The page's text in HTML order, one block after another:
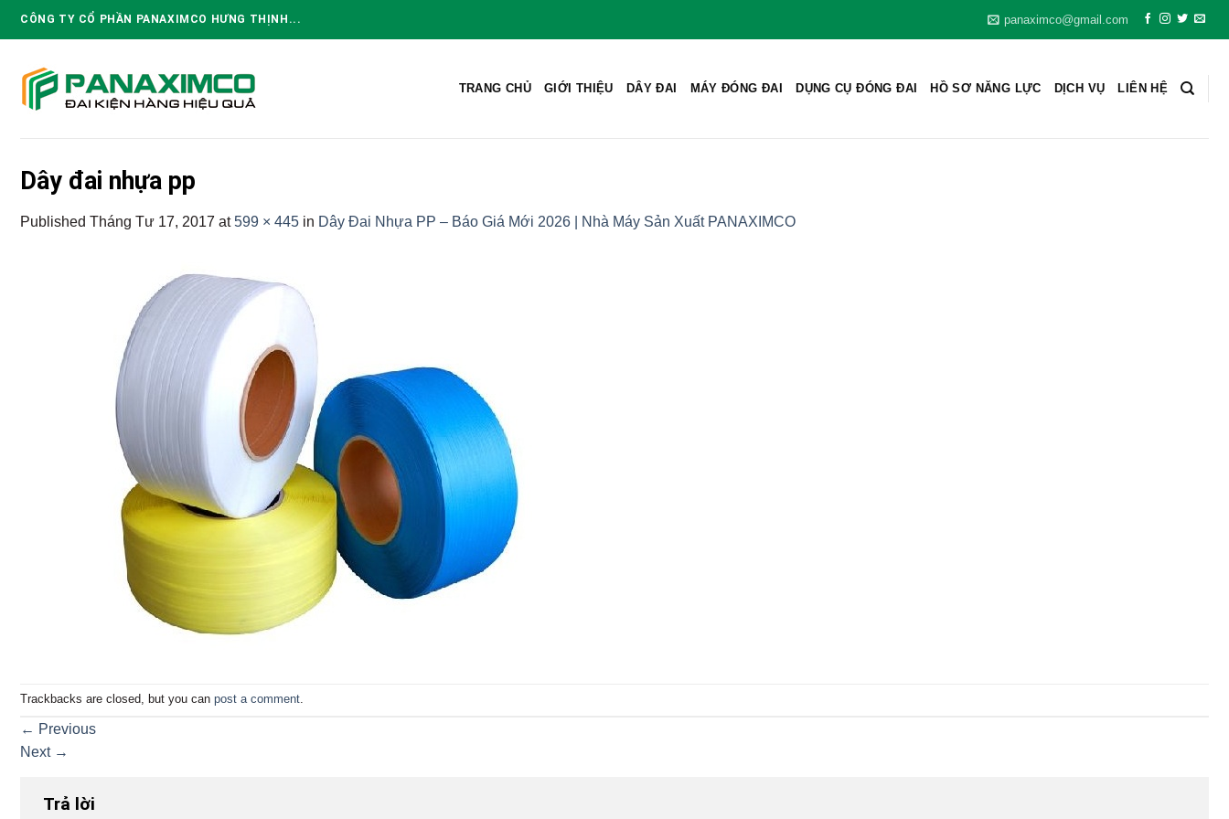
CÔNG TY CỔ PHẦN PANAXIMCO HƯNG THỊNH... panaximco@gmail.com
TRANG CHỦ GIỚI THIỆU DÂY ĐAI MÁY ĐÓNG ĐAI DỤNG CỤ ĐÓNG ĐAI HỒ SƠ NĂNG LỰC DỊCH VỤ LIÊN HỆ
Dây đai nhựa pp
Published Tháng Tư 17, 2017 at599 × 445 in Dây Đai Nhựa PP – Báo Giá Mới 2026 | Nhà Máy Sản Xuất PANAXIMCO
Trackbacks are closed, but you can post a comment
← Previous
Next →
Trả lời